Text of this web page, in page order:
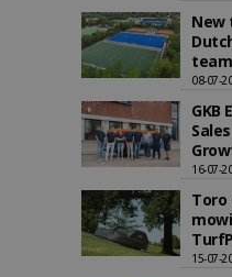
New
08-07-
GKB
16-07-
Toro
15-07-